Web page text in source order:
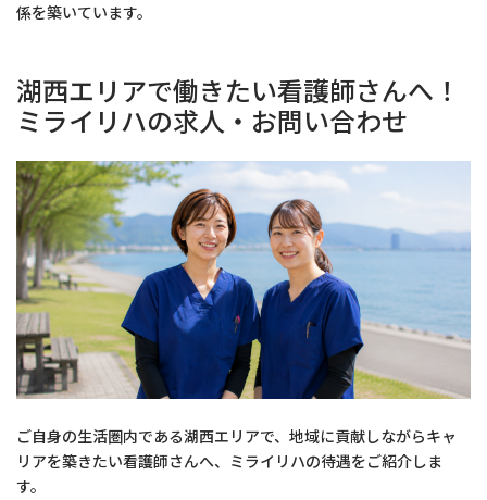
係を築いています。
湖西エリアで働きたい看護師さんへ！
ミライリハの求人・お問い合わせ
ご自身の生活圏内である湖西エリアで、地域に貢献しながらキャ
リアを築きたい看護師さんへ、ミライリハの待遇をご紹介しま
す。